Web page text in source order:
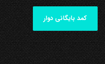
کمد بایگانی دوار